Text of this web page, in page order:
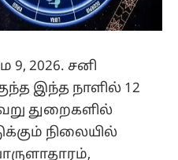
2026. சனி
இந்த நாளில் 12
துறைகளில்
நிலையில்